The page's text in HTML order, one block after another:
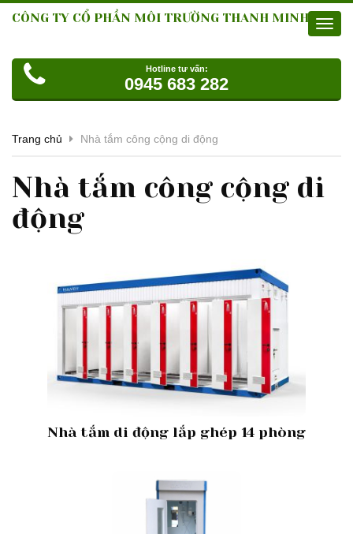
CÔNG TY CỔ PHẦN MÔI TRƯỜNG THANH MINH
Hotline tư vấn:
0945 683 282
Trang chủ Nhà tắm công cộng di động
Nhà tắm công cộng di
động
Nhà tắm di động lắp ghép 14 phòng